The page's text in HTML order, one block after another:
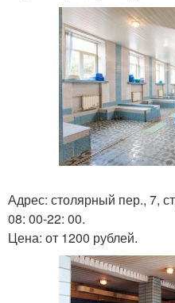
Адрес: столярный пер., 7,
08: 00-22: 00.
Цена: от 1200 рублей.